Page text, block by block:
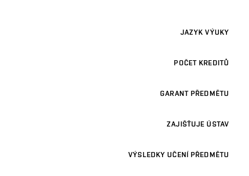
JAZYK VÝUKY
POČET KREDITŮ
GARANT PŘEDMĚTU
ZAJIŠŤUJE ÚSTAV
VÝSLEDKY UČENÍ PŘEDMĚTU